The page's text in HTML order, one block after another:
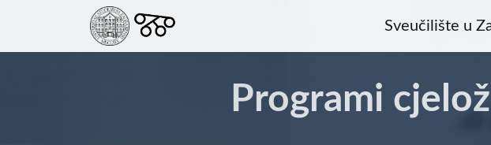
Sveučilište u
Programi